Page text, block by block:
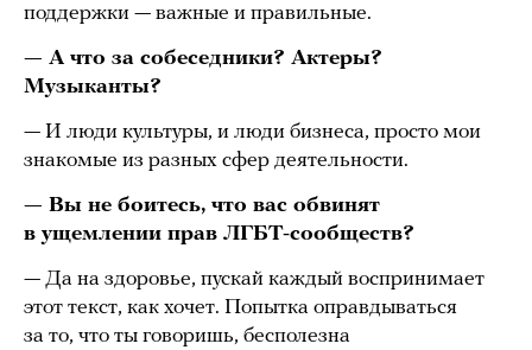
поддержки — важные и правильные.
— А что за собеседники? Актеры?
Музыканты?
— И люди культуры, и люди бизнеса, просто мои
знакомые из разных сфер деятельности.
— Вы не боитесь, что вас обвинят
в ущемлении прав ЛГБТ-сообществ?
— Да на здоровье, пускай каждый воспринимает
этот текст, как хочет. Попытка оправдываться
за то, что ты говоришь, бесполезна